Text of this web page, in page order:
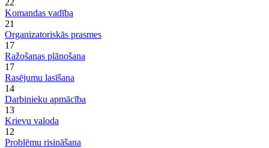
22
Komandas vadība
21
Organizatoriskās prasmes
17
Ražošanas plānošana
17
Rasējumu lasīšana
14
Darbinieku apmācība
13
Krievu valoda
12
Problēmu risināšana